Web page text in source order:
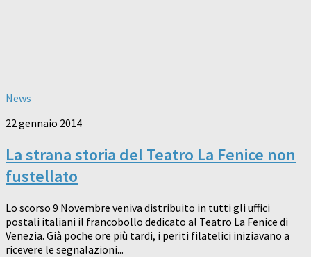
News
22 gennaio 2014
La strana storia del Teatro La Fenice non
fustellato
Lo scorso 9 Novembre veniva distribuito in tutti gli uffici
postali italiani il francobollo dedicato al Teatro La Fenice di
Venezia. Già poche ore più tardi, i periti filatelici iniziavano a
ricevere le segnalazioni...